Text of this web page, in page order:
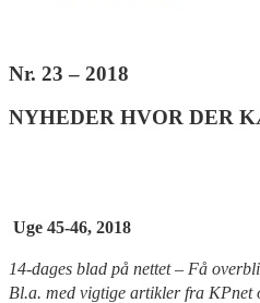
Nr. 23 – 2018
NYHEDER HVOR DER
Uge 45-46, 2018
14-dages blad på nettet – Få
Bl.a. med vigtige artikler fra KPnet